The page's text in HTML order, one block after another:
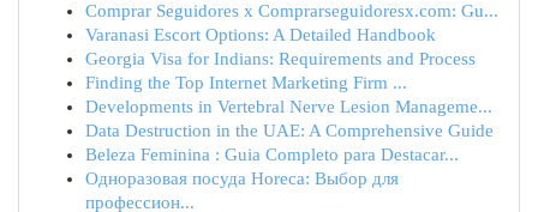
Comprar Seguidores x Comprarseguidoresx.com: Gu...
Varanasi Escort Options: A Detailed Handbook
Georgia Visa for Indians: Requirements and Process
Finding the Top Internet Marketing Firm ...
Developments in Vertebral Nerve Lesion Manageme...
Data Destruction in the UAE: A Comprehensive Guide
Beleza Feminina : Guia Completo para Destacar...
Одноразовая посуда Horeca: Выбор для
профессион...